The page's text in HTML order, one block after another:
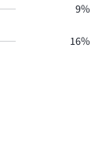
9%
16%